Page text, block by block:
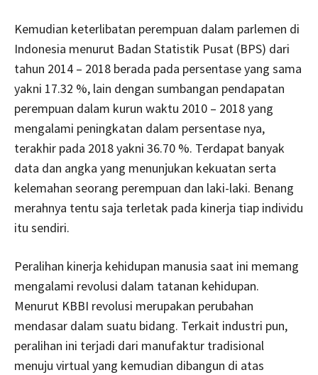
Kemudian keterlibatan perempuan dalam parlemen di
Indonesia menurut Badan Statistik Pusat (BPS) dari
tahun 2014 – 2018 berada pada persentase yang sama
yakni 17.32 %, lain dengan sumbangan pendapatan
perempuan dalam kurun waktu 2010 – 2018 yang
mengalami peningkatan dalam persentase nya,
terakhir pada 2018 yakni 36.70 %. Terdapat banyak
data dan angka yang menunjukan kekuatan serta
kelemahan seorang perempuan dan laki-laki. Benang
merahnya tentu saja terletak pada kinerja tiap individu
itu sendiri.
Peralihan kinerja kehidupan manusia saat ini memang
mengalami revolusi dalam tatanan kehidupan.
Menurut KBBI revolusi merupakan perubahan
mendasar dalam suatu bidang. Terkait industri pun,
peralihan ini terjadi dari manufaktur tradisional
menuju virtual yang kemudian dibangun di atas